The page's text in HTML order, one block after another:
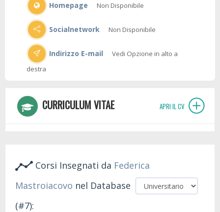
Homepage Non Disponibile
Socialnetwork Non Disponibile
Indirizzo E-mail
Vedi Opzione in alto a
destra
CURRICULUM VITAE APRI IL CV
Corsi Insegnati da Federica
Mastroiacovo nel Database
(#7):